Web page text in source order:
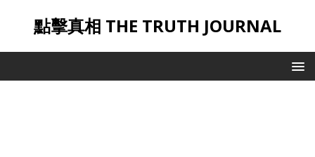
點擊真相 THE TRUTH JOURNAL